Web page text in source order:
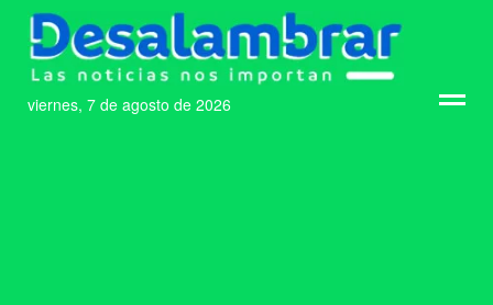
viernes, 7 de agosto de 2026